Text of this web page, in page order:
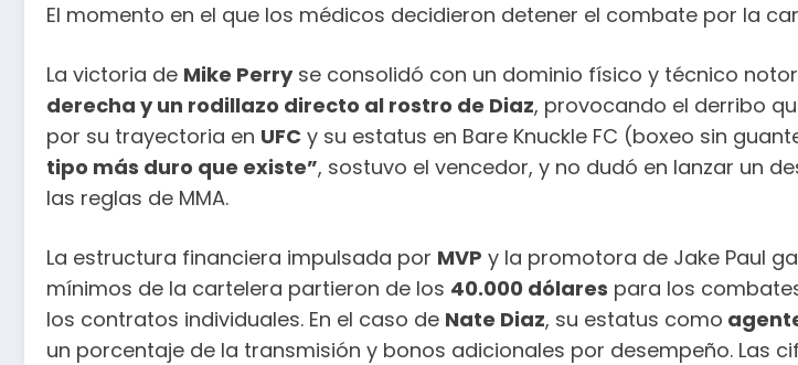
El momento en el que los médicos decidieron detener el combate por la
La victoria de Mike Perryse consolidó con un dominio físico y técnico
derecha y un rodillazo directo al rostro de Diaz, provocando el derribo
por su trayectoria en UFC y su estatus en Bare Knuckle FC (boxeo sin
tipo más duro que existe”, sostuvo el vencedor, y no dudó en lanzar un
las reglas de MMA.
La estructura financiera impulsada por MVP y la promotora de Jake Paul
mínimos de la cartelera partieron de los 40.000 dólares para los
los contratos individuales. En el caso de Nate Diaz, su estatus como
un porcentaje de la transmisión y bonos adicionales por desempeño. Las